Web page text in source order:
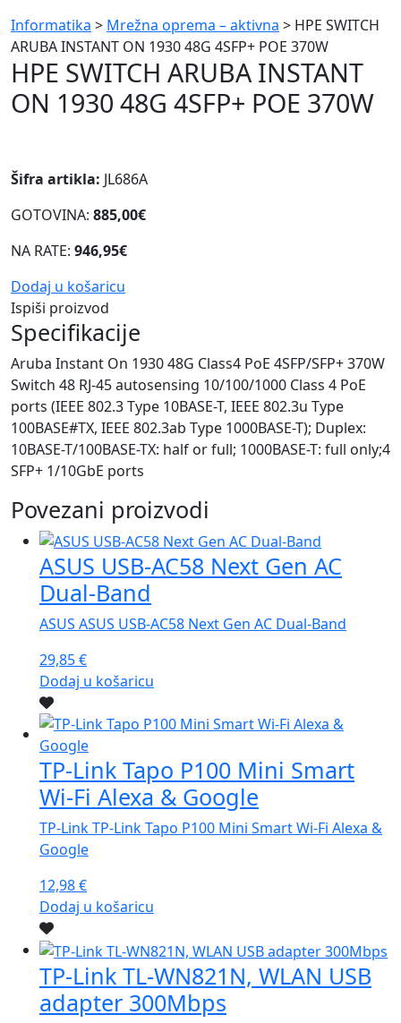
Informatika > Mrežna oprema – aktivna > HPE SWITCH
ARUBA INSTANT ON 1930 48G 4SFP+ POE 370W
HPE SWITCH ARUBA INSTANT
ON 1930 48G 4SFP+ POE 370W
Šifra artikla: JL686A
GOTOVINA: 885,00€
NA RATE: 946,95€
Dodaj u košaricu
Ispiši proizvod
Specifikacije
Aruba Instant On 1930 48G Class4 PoE 4SFP/SFP+ 370W
Switch 48 RJ-45 autosensing 10/100/1000 Class 4 PoE
ports (IEEE 802.3 Type 10BASE-T, IEEE 802.3u Type
100BASE#TX, IEEE 802.3ab Type 1000BASE-T); Duplex:
10BASE-T/100BASE-TX: half or full; 1000BASE-T: full only;4
SFP+ 1/10GbE ports
Povezani proizvodi
ASUS USB-AC58 Next Gen AC
Dual-Band
ASUS ASUS USB-AC58 Next Gen AC Dual-Band
29,85€
Dodaj u košaricu
TP-Link Tapo P100 Mini Smart
Wi-Fi Alexa & Google
TP-Link TP-Link Tapo P100 Mini Smart Wi-Fi Alexa &
Google
12,98€
Dodaj u košaricu
TP-Link TL-WN821N, WLAN USB
adapter 300Mbps